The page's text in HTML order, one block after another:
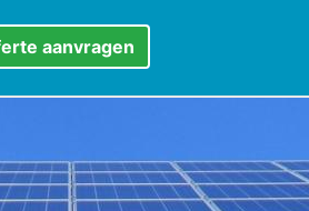
aanvragen